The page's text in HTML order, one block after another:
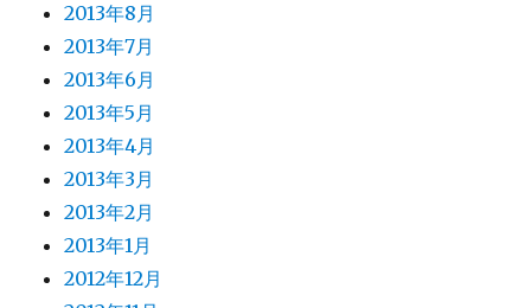
2013年8月
2013年7月
2013年6月
2013年5月
2013年4月
2013年3月
2013年2月
2013年1月
2012年12月